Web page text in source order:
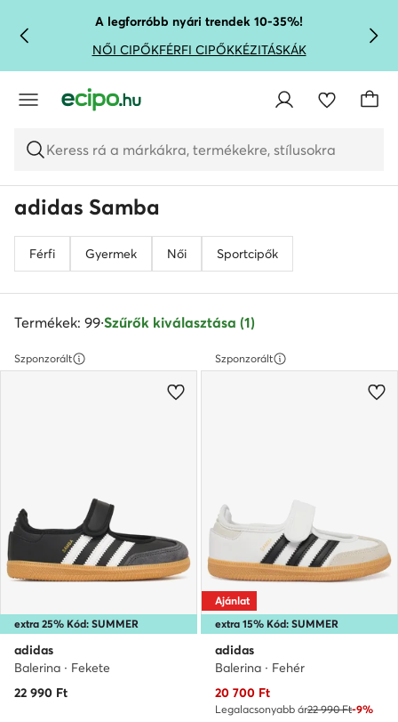
UGRÁS A FŐ TARTALOMRA
UGRÁS A KERESÉSHEZA legforróbb nyári trendek 10-35%!
NŐI CIPŐKFÉRFI CIPŐKKÉZITÁSKÁK
Keress rá a márkákra, termékekre, stílusokra
adidas Samba
Férfi Gyermek Női Sportcipők
Termékek: 99·Szűrők kiválasztása (1)
Szponzorált
extra 25% Kód: SUMMER
adidas
Balerina · Fekete
22 990 Ft
Szponzorált
extra 15% Kód: SUMMER
Ajánlat
adidas
Balerina · Fehér
Aktuális ár
20 700 Ft
Legalacsonyabb ár22 990 Ft-9%